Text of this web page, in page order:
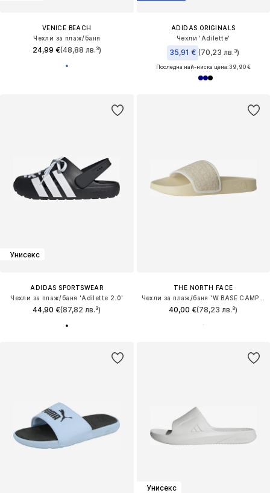
VENICE BEACH
Чехли за плаж/баня
24,99 €(48,88 лв.³)
ADIDAS ORIGINALS
Чехли 'Adilette'
35,91 € (70,23 лв.³)
Последна най-ниска цена:39,90 €
Унисекс
ADIDAS SPORTSWEAR
Чехли за плаж/баня 'Adilette 2.0'
44,90 €(87,82 лв.³)
THE NORTH FACE
40,00 €(78,23 лв.³)
Унисекс